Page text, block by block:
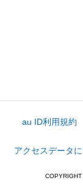
au ID利用規約
アクセスデータ